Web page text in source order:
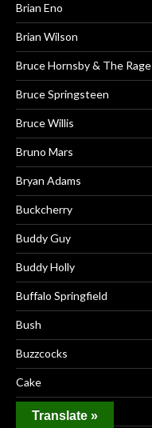
Brian Eno
Brian Wilson
Bruce Hornsby & The Rage
Bruce Springsteen
Bruce Willis
Bruno Mars
Bryan Adams
Buckcherry
Buddy Guy
Buddy Holly
Buffalo Springfield
Bush
Buzzcocks
Cake
CanTranslate »